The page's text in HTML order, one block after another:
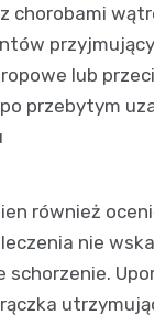
chorobami
lub
przebytym
również
nie
schorzenie.